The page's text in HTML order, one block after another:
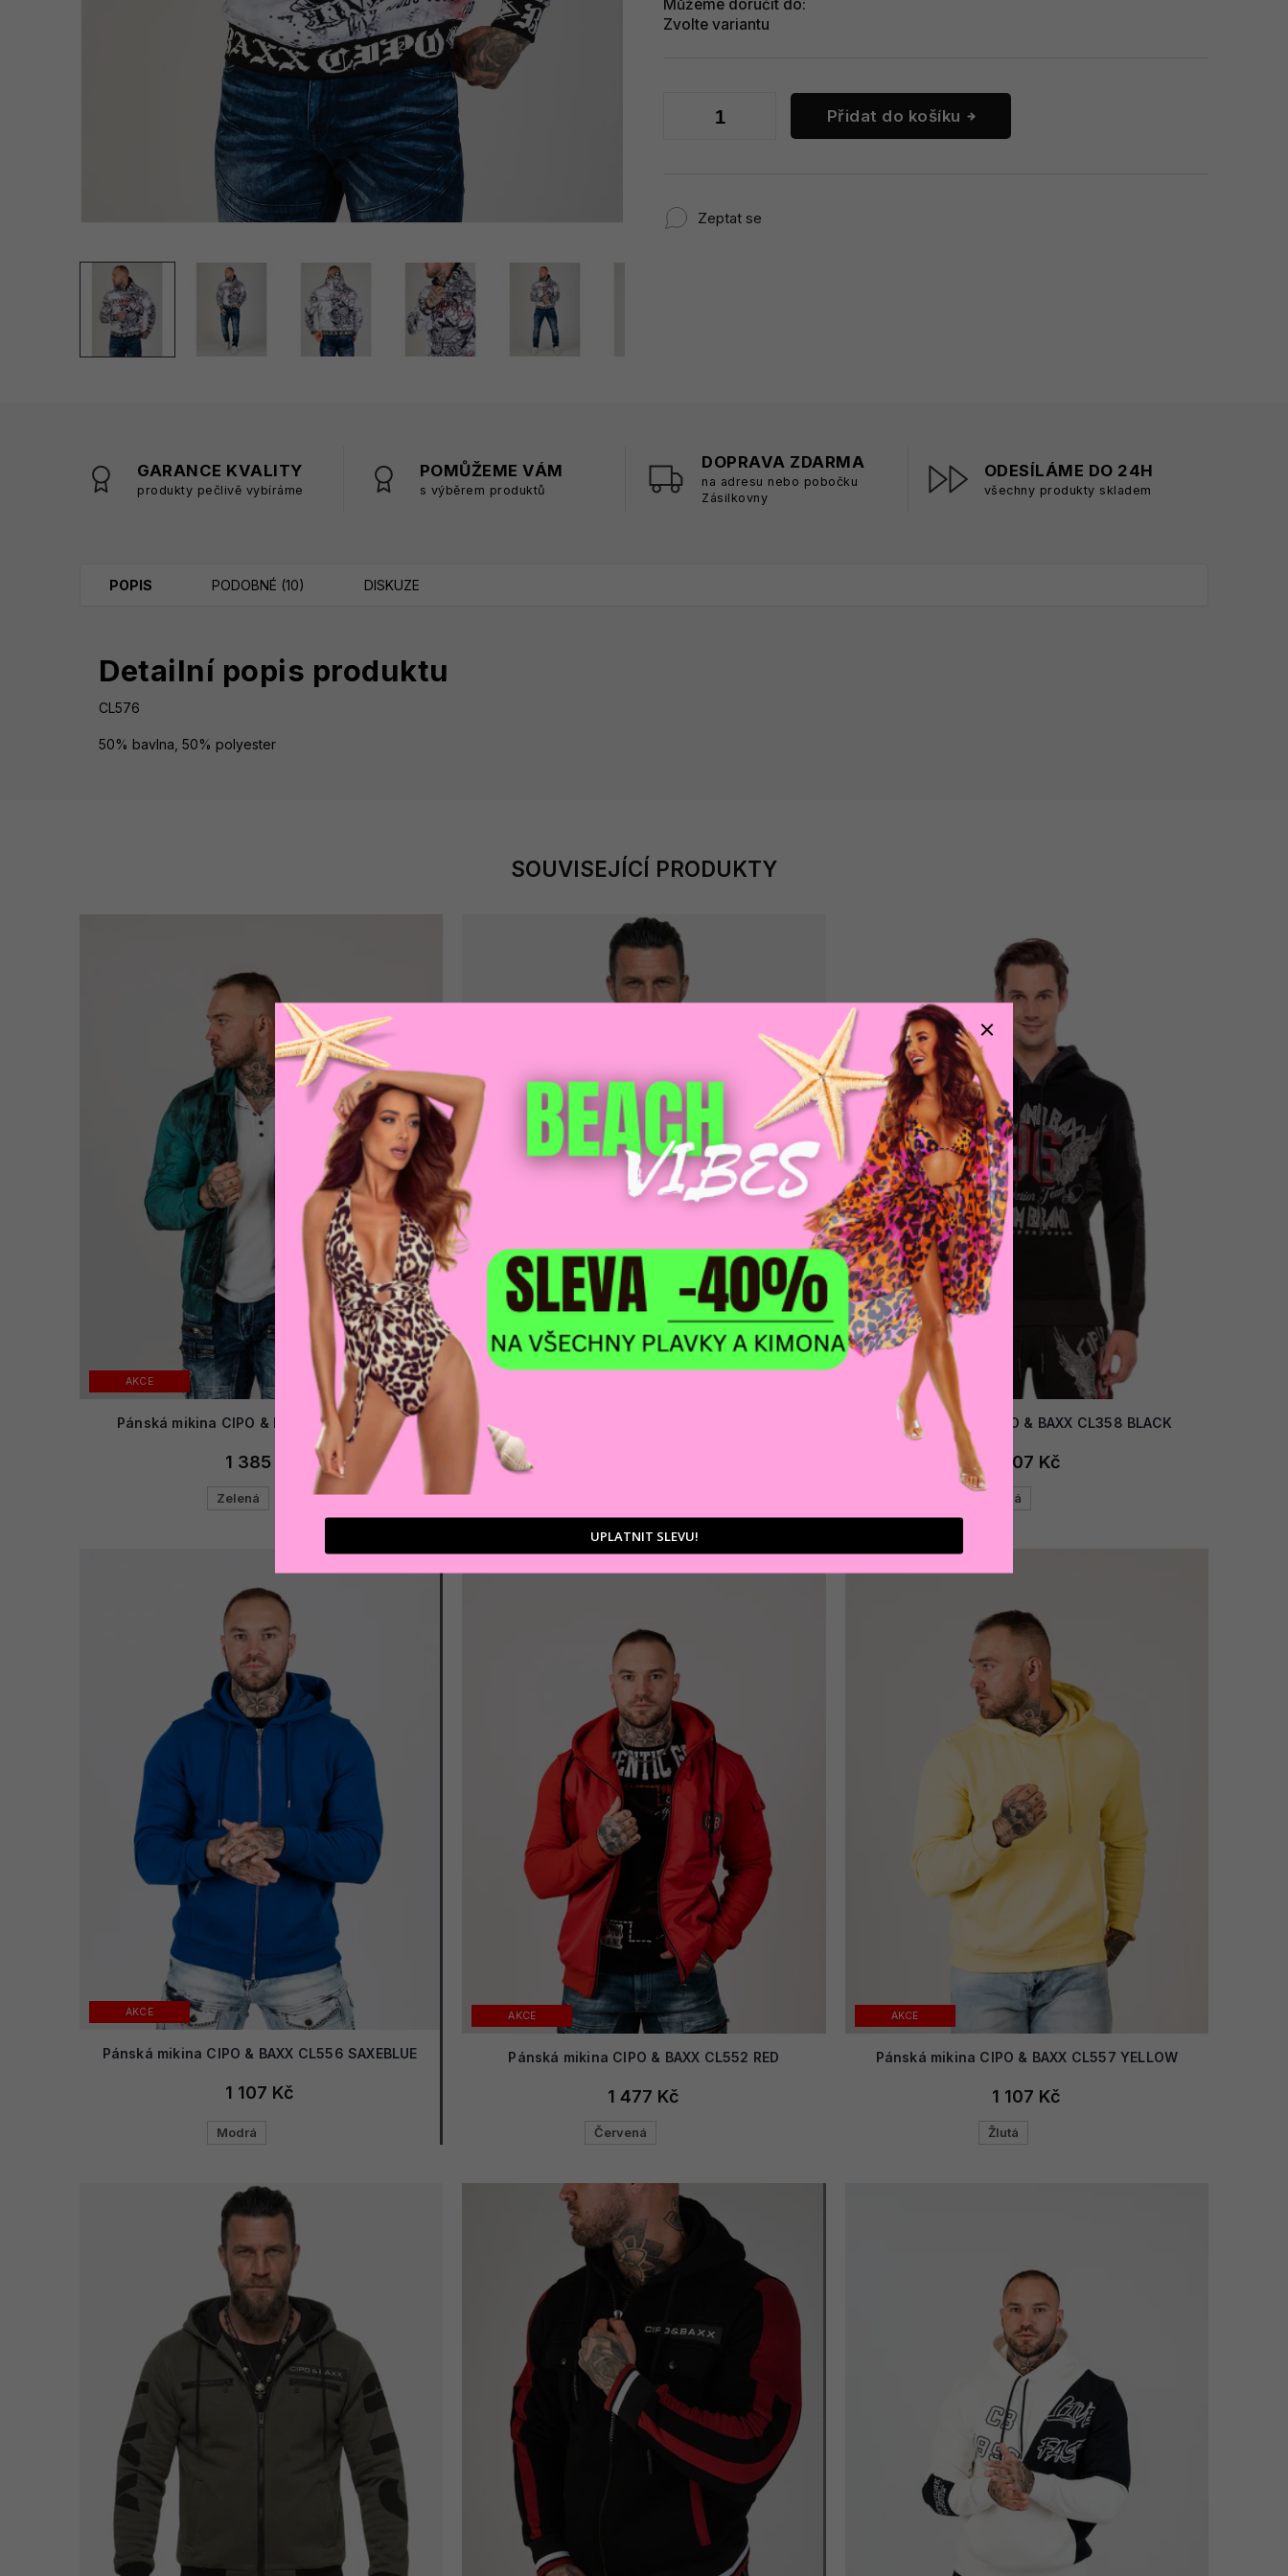
Můžeme doručit do:
Zvolte variantu
Přidat do košíku
Zeptat se
GARANCE KVALITY
produkty pečlivě vybíráme
POMŮŽEME VÁM
s výběrem produktů
DOPRAVA ZDARMA
na adresu nebo pobočku
Zásilkovny
ODESÍLÁME DO 24H
všechny produkty skladem
SOUVISEJÍCÍ PRODUKTY
AKCE
Pánská mikina CIPO & BAXX CL561 GREEN
1 385 Kč
Zelená
AKCE
Pánská mikina CIPO & BAXX CL358 BLACK
1 107 Kč
Černá
AKCE
Pánská mikina CIPO & BAXX CL556 SAXEBLUE
1 107 Kč
Modrá
AKCE
Pánská mikina CIPO & BAXX CL552 RED
1 477 Kč
Červená
AKCE
Pánská mikina CIPO & BAXX CL557 YELLOW
1 107 Kč
Žlutá
POPIS PODOBNÉ (10) DISKUZE
Detailní popis produktu
CL576
50% bavlna, 50% polyester
UPLATNIT SLEVU!